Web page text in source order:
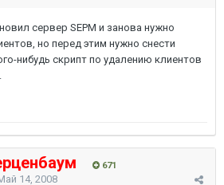
сервер SEPM и занова нужно
но перед этим нужно снести
нибудь скрипт по удалению клиентов
671
14, 2008